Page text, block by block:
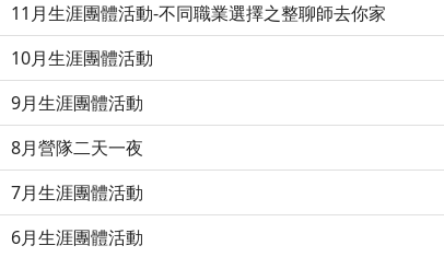
11月生涯團體活動-不同職業選擇之整聊師去你家
10月生涯團體活動
9月生涯團體活動
8月營隊二天一夜
7月生涯團體活動
6月生涯團體活動